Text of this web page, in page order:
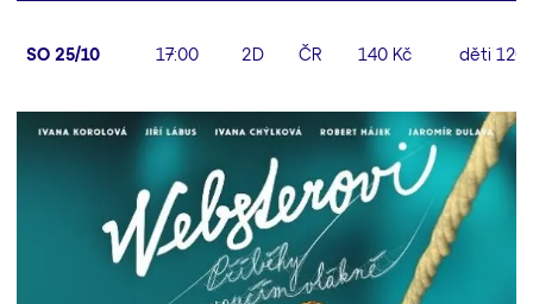
SO 25/10 17:00 2D ČR 140 Kč děti 120